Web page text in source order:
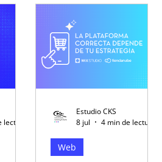
Web
Estudio CKS
8 jul
4 min de lectura